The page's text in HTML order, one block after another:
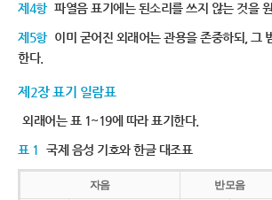
제4항 파열음 표기에는 된소리를 쓰지 않는 것을
제5항 이미 굳어진 외래어는 관용을 존중하되, 그
한다.
제2장 표기 일람표
외래어는 표 1~19에 따라 표기한다.
표 1 국제 음성 기호와 한글 대조표
자음 반모음